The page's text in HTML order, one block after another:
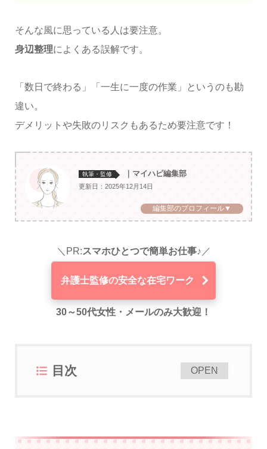
そんな風に思っている人は要注意。
身辺整理によくある誤解です。
「数日で終わる」「一生に一度の作業」というのも勘
違い。
デメリットや失敗のリスクもあるため要注意です！
執筆・監修 ｜マイハピ編集部
更新日：2025年12月14日
編集部のプロフィール▼
＼PR:スマホひとつで簡単お仕事♪ ／
弁護士監修の安全な在宅ワーク
30～50代女性・メールのみ大歓迎！
目次 OPEN